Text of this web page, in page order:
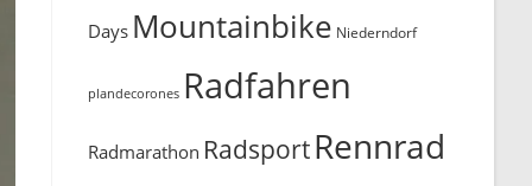
Days Mountainbike Niederndorf
plandecorones Radfahren
Radmarathon RadsportRennrad